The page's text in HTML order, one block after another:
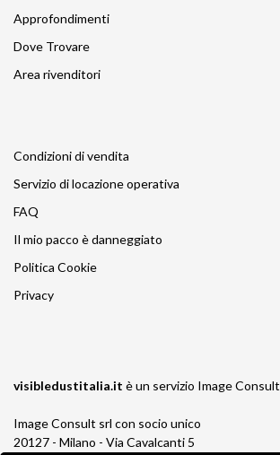
Approfondimenti
Dove Trovare
Area rivenditori
Condizioni di vendita
Servizio di locazione operativa
FAQ
Il mio pacco è danneggiato
Politica Cookie
Privacy
visibledustitalia.it è un servizio Image Consult
Image Consult srl con socio unico
20127 - Milano - Via Cavalcanti 5